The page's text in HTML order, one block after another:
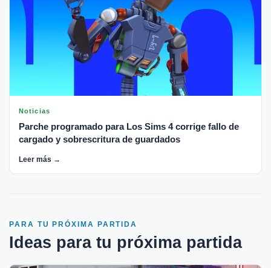
Noticias
Parche programado para Los Sims 4 corrige fallo de
cargado y sobrescritura de guardados
Leer más →
PARA TU PRÓXIMA PARTIDA
Ideas para tu próxima partida